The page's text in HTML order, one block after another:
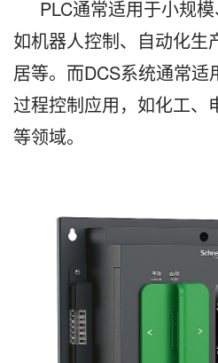
PLC通常适用于小规模
如机器人控制、自动化生
居等。而DCS系统通常适
过程控制应用，如化工、
等领域。